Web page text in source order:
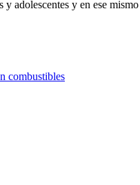
adolescentes y en ese
combustibles